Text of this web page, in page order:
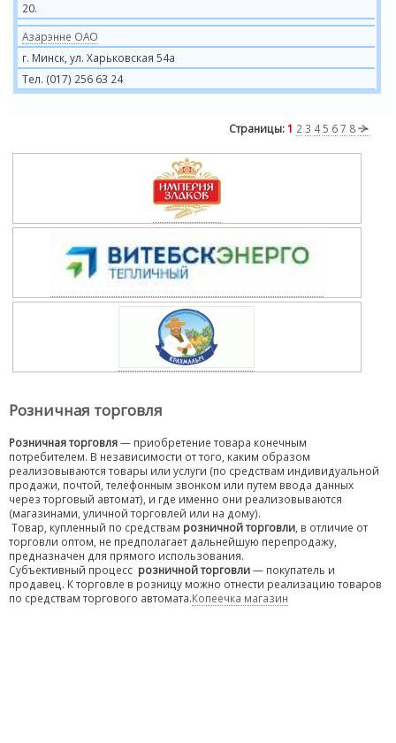
20.
Азарэнне ОАО
г. Минск, ул. Харьковская 54а
Тел. (017) 256 63 24
Страницы: 1 2 3 45 67 8
Розничная торговля
Розничная торговля— приобретение товара конечным
потребителем. В независимости от того, каким образом
реализовываются товары или услуги (по средствам индивидуальной
продажи, почтой, телефонным звонком или путем ввода данных
через торговый автомат), и где именно они реализовываются
(магазинами, уличной торговлей или на дому).
Товар, купленный по средствам розничной торговли , в отличие от
торговли оптом, не предполагает дальнейшую перепродажу,
предназначен для прямого использования.
Субъективный процесс розничной торговли— покупатель и
продавец. К торговле в розницу можно отнести реализацию товаров
по средствам торгового автомата.Копеечка магазин